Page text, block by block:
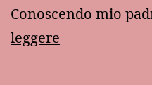
Conoscendo mio
leggere